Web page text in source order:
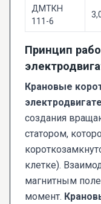
ДМТКН
111-6
Принцип
Крановые
создания
статором,
клетке).
магнитным
момент.